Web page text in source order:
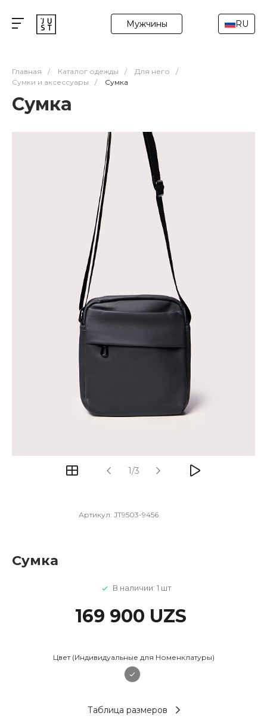
Мужчины RU
Главная / Каталог одежды / Для него
/
Сумки и аксессуары
/ Сумка
Сумка
1/3
Артикул: JT9503-9456
Сумка
В наличии: 1 шт
169 900 UZS
Цвет (Индивидуальные для Номенклатуры)
Таблица размеров